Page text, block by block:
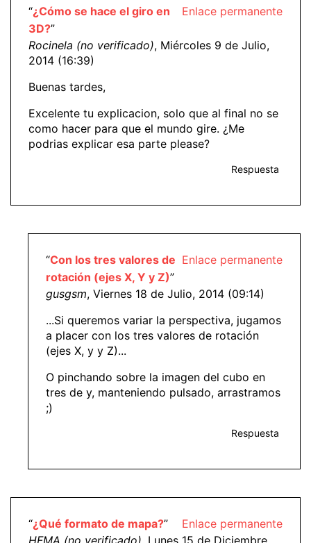
Enlace permanente
“¿Cómo se hace el giro en
3D?”
Rocinela (no verificado), Miércoles 9 de Julio,
2014 (16:39)
Buenas tardes,
Excelente tu explicacion, solo que al final no se
como hacer para que el mundo gire. ¿Me
podrias explicar esa parte please?
Respuesta
Enlace permanente
“Con los tres valores de
rotación (ejes X, Y y Z)”
gusgsm, Viernes 18 de Julio, 2014 (09:14)
...Si queremos variar la perspectiva, jugamos
a placer con los tres valores de rotación
(ejes X, y y Z)...
O pinchando sobre la imagen del cubo en
tres de y, manteniendo pulsado, arrastramos
;)
Respuesta
Enlace permanente
“¿Qué formato de mapa?”